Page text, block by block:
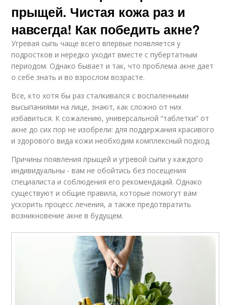
прыщей. Чистая кожа раз и
навсегда! Как победить акне?
Угревая сыпь чаще всего впервые появляется у
подростков и нередко уходит вместе с пубертатным
периодом. Однако бывает и так, что проблема акне дает
о себе знать и во взрослом возрасте.
Все, кто хотя бы раз сталкивался с воспаленными
высыпаниями на лице, знают, как сложно от них
избавиться. К сожалению, универсальной “таблетки” от
акне до сих пор не изобрели: для поддержания красивого
и здорового вида кожи необходим комплексный подход.
Причины появления прыщей и угревой сыпи у каждого
индивидуальны - вам не обойтись без посещения
специалиста и соблюдения его рекомендаций. Однако
существуют и общие правила, которые помогут вам
ускорить процесс лечения, а также предотвратить
возникновение акне в будущем.